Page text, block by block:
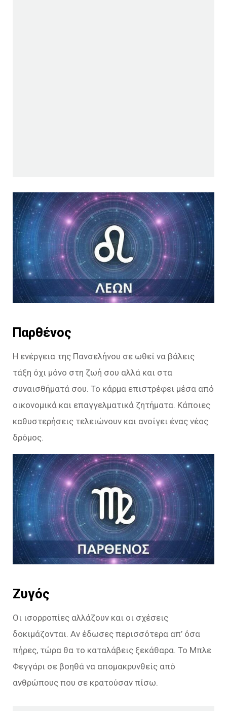
Παρθένος
Η ενέργεια της Πανσελήνου σε ωθεί να βάλεις
τάξη όχι μόνο στη ζωή σου αλλά και στα
συναισθήματά σου. Το κάρμα επιστρέφει μέσα από
οικονομικά και επαγγελματικά ζητήματα. Κάποιες
καθυστερήσεις τελειώνουν και ανοίγει ένας νέος
δρόμος.
Ζυγός
Οι ισορροπίες αλλάζουν και οι σχέσεις
δοκιμάζονται. Αν έδωσες περισσότερα απ’ όσα
πήρες, τώρα θα το καταλάβεις ξεκάθαρα. Το Μπλε
Φεγγάρι σε βοηθά να απομακρυνθείς από
ανθρώπους που σε κρατούσαν πίσω.